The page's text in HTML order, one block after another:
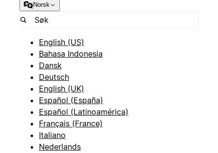
Norsk
English (US)
Bahasa Indonesia
Dansk
Deutsch
English (UK)
Español (España)
Español (Latinoamérica)
Français (France)
Italiano
Nederlands